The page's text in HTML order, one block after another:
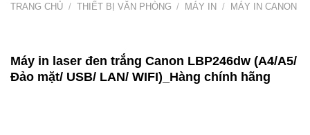
TRANG CHỦ / THIẾT BỊ VĂN PHÒNG / MÁY IN / MÁY IN CANON
Máy in laser đen trắng Canon LBP246dw (A4/A5/
Đảo mặt/ USB/ LAN/ WIFI)_Hàng chính hãng